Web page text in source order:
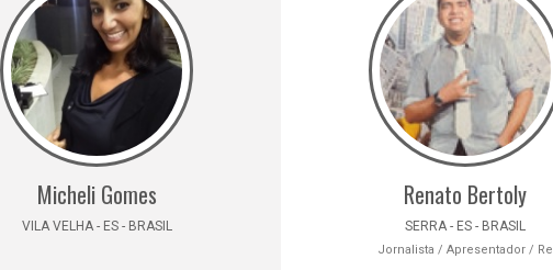
Micheli Gomes
VILA VELHA - ES - BRASIL
Renato Bertoly
SERRA - ES - BRASIL
Jornalista / Apresentador / Re